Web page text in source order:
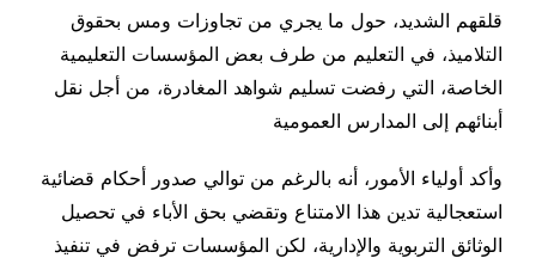
قلقهم الشديد، حول ما يجري من تجاوزات ومس بحقوق
التلاميذ، في التعليم من طرف بعض المؤسسات التعليمية
الخاصة، التي رفضت تسليم شواهد المغادرة، من أجل نقل
أبنائهم إلى المدارس العمومية
وأكد أولياء الأمور، أنه بالرغم من توالي صدور أحكام قضائية
استعجالية تدين هذا الامتناع وتقضي بحق الأباء في تحصيل
الوثائق التربوية والإدارية، لكن المؤسسات ترفض في تنفيذ